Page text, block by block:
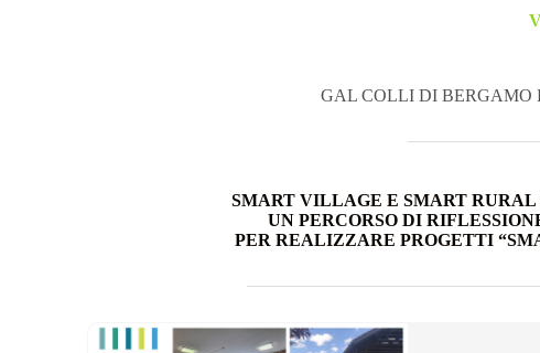
GAL COLLI DI BERGAMO
SMART VILLAGE E SMART RURAL
UN PERCORSO DI
PER REALIZZARE PROGETTI